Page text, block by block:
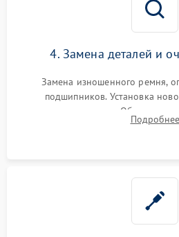
4. Замена деталей и
Замена изношенного ремня,
подшипников. Установка
термодатчиков.
конденсатора, крыльчаткиПодробнее